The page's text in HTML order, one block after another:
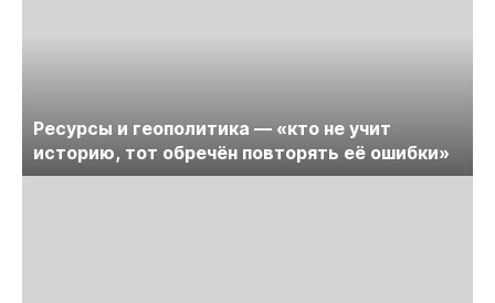
Ресурсы и геополитика — «кто не учит
историю, тот обречён повторять её ошибки»